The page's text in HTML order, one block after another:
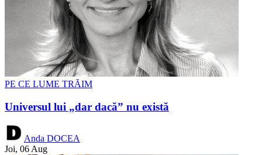
PE CE LUME TRĂIM
Universul lui „dar dacă” nu există
Anda DOCEA
Joi, 06 Aug